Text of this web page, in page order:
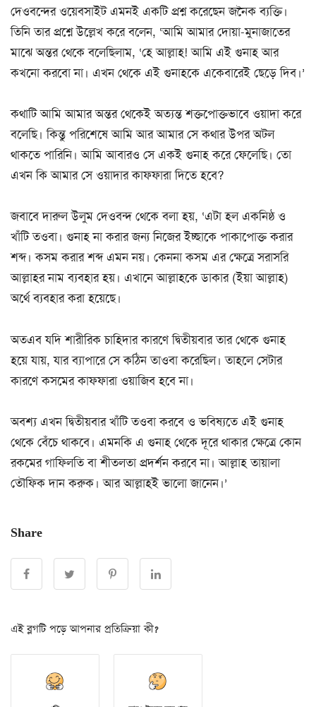
দেওবন্দের ওয়েবসাইট এমনই একটি প্রশ্ন করেছেন জনৈক ব্যক্তি।
তিনি তার প্রশ্নে উল্লেখ করে বলেন, ‘আমি আমার দোয়া-মুনাজাতের
মাঝে অন্তর থেকে বলেছিলাম, ‘হে আল্লাহ! আমি এই গুনাহ আর
কখনো করবো না। এখন থেকে এই গুনাহকে একেবারেই ছেড়ে দিব।’
কথাটি আমি আমার অন্তর থেকেই অত্যন্ত শক্তপোক্তভাবে ওয়াদা করে
বলেছি। কিন্তু পরিশেষে আমি আর আমার সে কথার উপর অটল
থাকতে পারিনি। আমি আবারও সে একই গুনাহ করে ফেলেছি। তো
এখন কি আমার সে ওয়াদার কাফফারা দিতে হবে?
জবাবে দারুল উলুম দেওবন্দ থেকে বলা হয়, ‘এটা হল একনিষ্ঠ ও
খাঁটি তওবা। গুনাহ না করার জন্য নিজের ইচ্ছাকে পাকাপোক্ত করার
শব্দ। কসম করার শব্দ এমন নয়। কেননা কসম এর ক্ষেত্রে সরাসরি
আল্লাহর নাম ব্যবহার হয়। এখানে আল্লাহকে ডাকার (ইয়া আল্লাহ)
অর্থে ব্যবহার করা হয়েছে।
অতএব যদি শারীরিক চাহিদার কারণে দ্বিতীয়বার তার থেকে গুনাহ
হয়ে যায়, যার ব্যাপারে সে কঠিন তাওবা করেছিল। তাহলে সেটার
কারণে কসমের কাফফারা ওয়াজিব হবে না।
অবশ্য এখন দ্বিতীয়বার খাঁটি তওবা করবে ও ভবিষ্যতে এই গুনাহ
থেকে বেঁচে থাকবে। এমনকি এ গুনাহ থেকে দূরে থাকার ক্ষেত্রে কোন
রকমের গাফিলতি বা শীতলতা প্রদর্শন করবে না। আল্লাহ তায়ালা
তৌফিক দান করুক। আর আল্লাহই ভালো জানেন।’
Share
এই ব্লগটি পড়ে আপনার প্রতিক্রিয়া কী?